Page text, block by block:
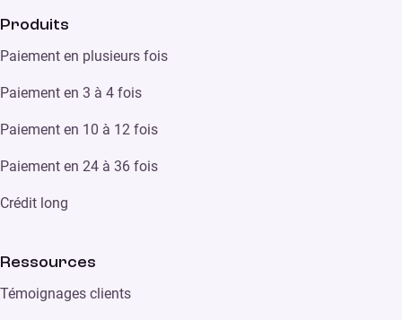
Produits
Paiement en plusieurs fois
Paiement en 3 à 4 fois
Paiement en 10 à 12 fois
Paiement en 24 à 36 fois
Crédit long
Ressources
Témoignages clients